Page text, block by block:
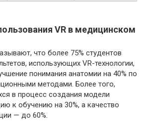
VR в медицинском
что более 75% студентов
использующих VR-технологии,
понимания анатомии на 40% по
методами. Более того,
в процесс создания модели
к обучению на 30%, а качество
— до 60%.